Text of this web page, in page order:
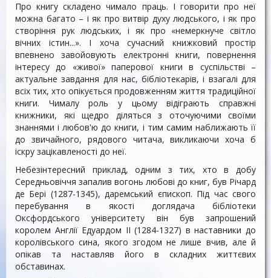
Про книгу складено чимало праць. І говорити про неї
можна багато – і як про витвір духу людського, і як про
створіння рук людських, і як про «немеркнуче світло
вічних істин...». І хоча сучасний книжковий простір
впевнено завойовують електронні книги, повернення
інтересу до «живої» паперової книги в суспільстві –
актуальне завдання для нас, бібліотекарів, і взагалі для
всіх тих, хто опікується продовженням життя традиційної
книги. Чималу роль у цьому відіграють справжні
книжники, які щедро діляться з оточуючими своїми
знаннями і любов'ю до книги, і тим самим наближають її
до звичайного, рядового читача, викликаючи хоча б
іскру зацікавленості до неї.
Небезінтересний приклад, одним з тих, хто в добу
Середньовіччя запалив вогонь любові до книг, був Річард
де Бері (1287-1345), даремський єпископ. Під час свого
перебування в якості доглядача бібліотеки
Оксфордського університету він був запрошений
королем Англії Едуардом ІІ (1284-1327) в наставники до
королівського сина, якого згодом не лише вчив, але й
опікав та наставляв його в складних життєвих
обставинах.